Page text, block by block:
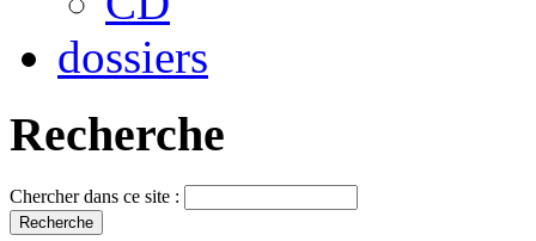
dossiers
Recherche
Chercher dans ce site :